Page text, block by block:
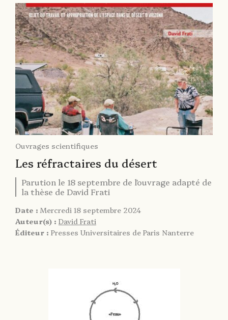
Ouvrages scientifiques
Les réfractaires du désert
Parution le 18 septembre de l'ouvrage adapté de
la thèse de David Frati
Date : Mercredi 18 septembre 2024
Auteur(s) : David Frati
Éditeur : Presses Universitaires de Paris Nanterre